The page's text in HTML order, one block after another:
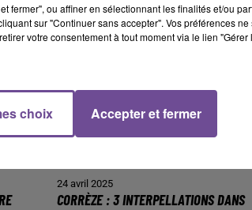
24 avril 2025
CORRÈZE : 3 INTERPELLATIONS DANS
fermer", ou affiner en sélectionnant les finalités et/ou
sur "Continuer sans accepter". Vos préférences
votre consentement à tout moment via le lien
choix Accepter et fermer